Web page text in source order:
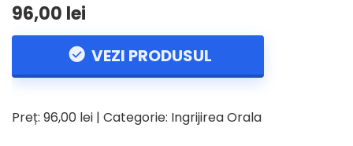
96,00 lei
VEZI PRODUSUL
Preț: 96,00 lei | Categorie: Ingrijirea Orala